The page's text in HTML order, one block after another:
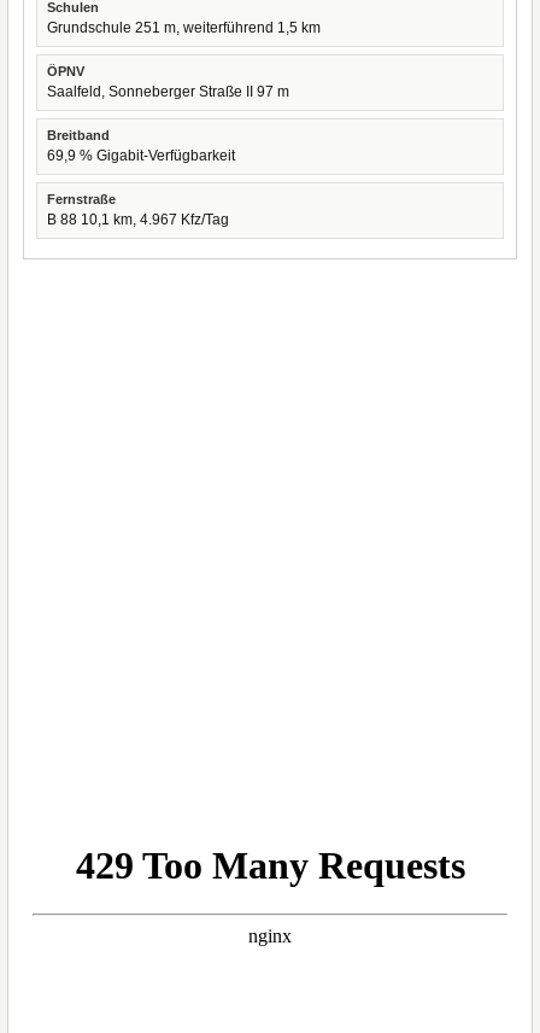
Schulen
Grundschule 251 m, weiterführend 1,5 km
ÖPNV
Saalfeld, Sonneberger Straße II 97 m
Breitband
69,9 % Gigabit-Verfügbarkeit
Fernstraße
B 88 10,1 km, 4.967 Kfz/Tag